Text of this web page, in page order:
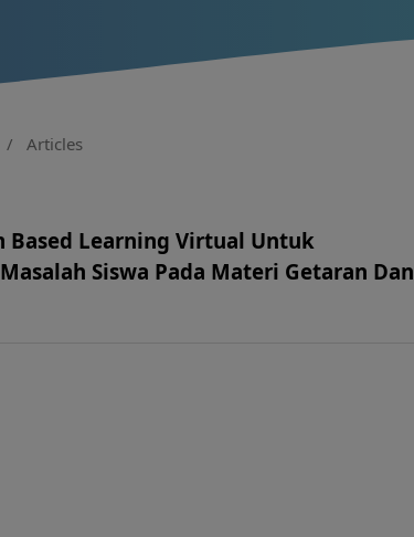
/ Articles
Based Learning Virtual Untuk
Siswa Pada Materi Getaran Dan